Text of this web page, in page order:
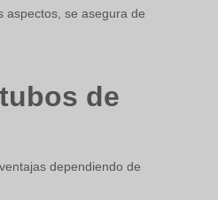
aspectos, se asegura de
de
dependiendo de